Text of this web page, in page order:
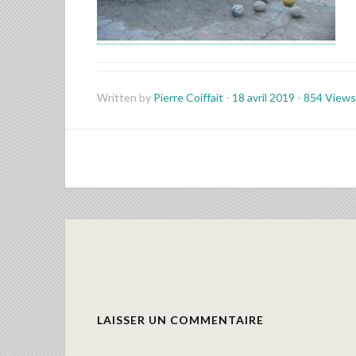
Written by Pierre Coiffait - 18 avril 2019 - 854 Views
LAISSER UN COMMENTAIRE